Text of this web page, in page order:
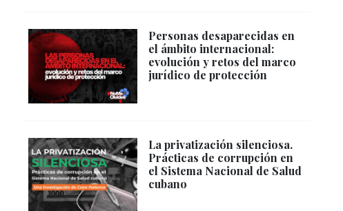
Personas desaparecidas en
el ámbito internacional:
evolución y retos del marco
jurídico de protección
La privatización silenciosa.
Prácticas de corrupción en
el Sistema Nacional de Salud
cubano